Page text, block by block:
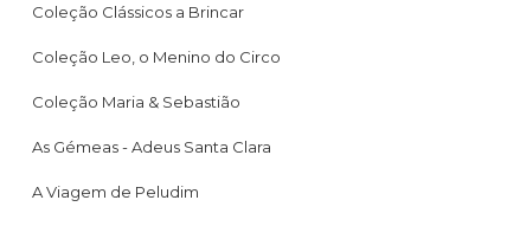
Coleção Clássicos a Brincar
Coleção Leo, o Menino do Circo
Coleção Maria & Sebastião
As Gémeas - Adeus Santa Clara
A Viagem de Peludim